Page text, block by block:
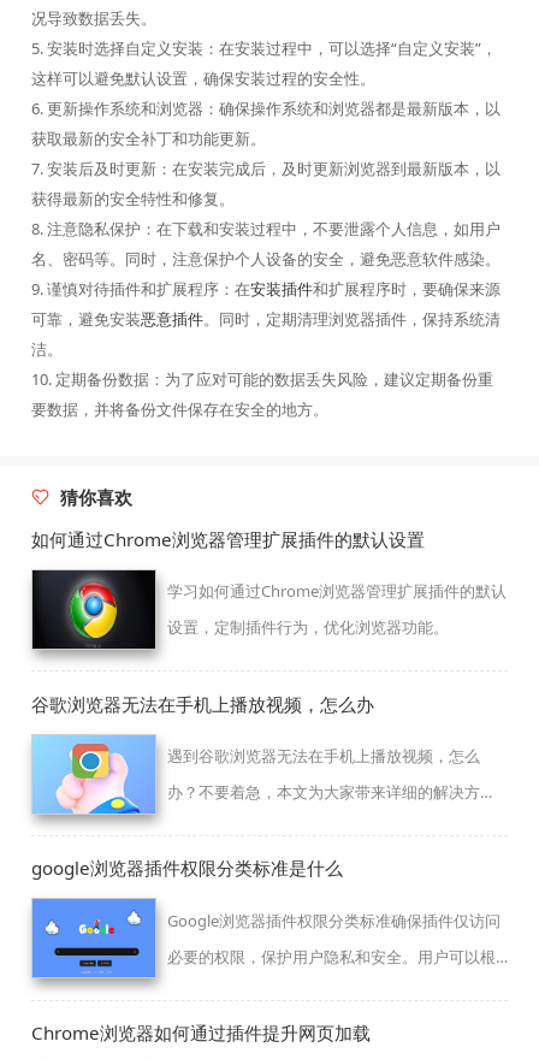
况导致数据丢失。
5. 安装时选择自定义安装：在安装过程中，可以选择“自定义安装”，
这样可以避免默认设置，确保安装过程的安全性。
6. 更新操作系统和浏览器：确保操作系统和浏览器都是最新版本，以
获取最新的安全补丁和功能更新。
7. 安装后及时更新：在安装完成后，及时更新浏览器到最新版本，以
获得最新的安全特性和修复。
8. 注意隐私保护：在下载和安装过程中，不要泄露个人信息，如用户
名、密码等。同时，注意保护个人设备的安全，避免恶意软件感染。
9. 谨慎对待插件和扩展程序：在安装插件和扩展程序时，要确保来源
可靠，避免安装恶意插件。同时，定期清理浏览器插件，保持系统清
洁。
10. 定期备份数据：为了应对可能的数据丢失风险，建议定期备份重
要数据，并将备份文件保存在安全的地方。
猜你喜欢
如何通过Chrome浏览器管理扩展插件的默认设置
学习如何通过Chrome浏览器管理扩展插件的默认
设置，定制插件行为，优化浏览器功能。
谷歌浏览器无法在手机上播放视频，怎么办
遇到谷歌浏览器无法在手机上播放视频，怎么
办？不要着急，本文为大家带来详细的解决方
google浏览器插件权限分类标准是什么
Google浏览器插件权限分类标准确保插件仅访问
必要的权限，保护用户隐私和安全。用户可以根
Chrome浏览器如何通过插件提升网页加载